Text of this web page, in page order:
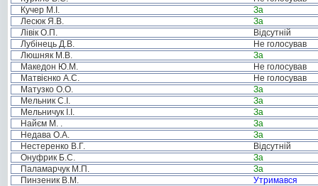
Кучер М.І.
За
Лесюк Я.В.
За
Лівік О.П.
Відсутній
Лубінець Д.В.
Не голосував
Люшняк М.В.
За
Македон Ю.М.
Не голосував
Матвієнко А.С.
Не голосував
Матузко О.О.
За
Мельник С.І.
За
Мельничук І.І.
За
Найєм М. .
За
Недава О.А.
За
Нестеренко В.Г.
Відсутній
Онуфрик Б.С.
За
Паламарчук М.П.
За
Пинзеник В.М.
Утримався